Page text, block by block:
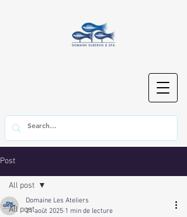
Post
All post
All post
Domaine Les Ateliers
21 août 2025 1 min de lecture